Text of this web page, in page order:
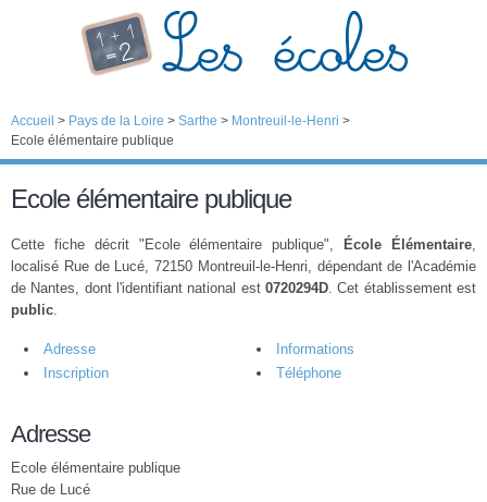
Accueil > Pays de la Loire > Sarthe > Montreuil-le-Henri >
Ecole élémentaire publique
Ecole élémentaire publique
Cette fiche décrit "Ecole élémentaire publique", École Élémentaire,
localisé Rue de Lucé, 72150 Montreuil-le-Henri, dépendant de l'Académie
de Nantes, dont l'identifiant national est 0720294D. Cet établissement est
public.
Adresse
Informations
Inscription
Téléphone
Adresse
Ecole élémentaire publique
Rue de Lucé